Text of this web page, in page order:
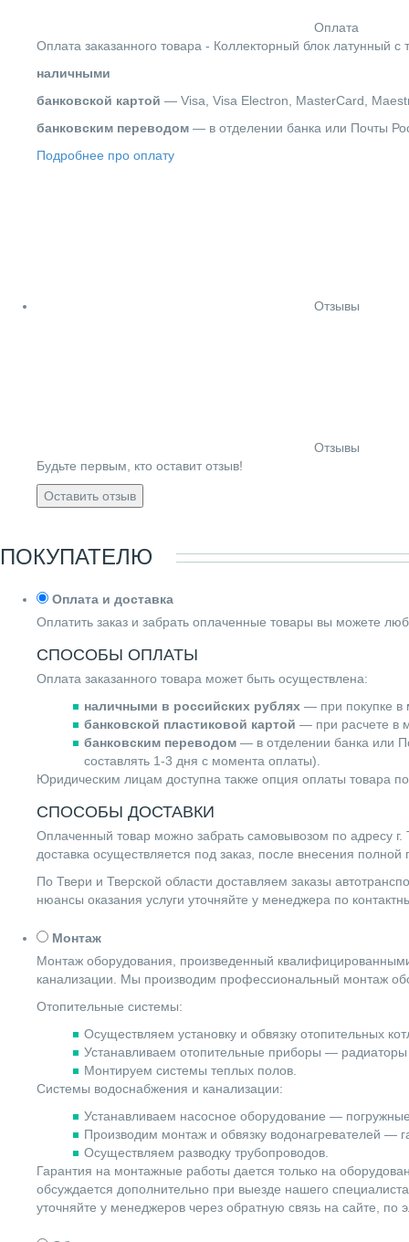
Оплата
Оплата заказанного товара - Коллекторный блок латунный
наличными
банковской картой — Visa, Visa Electron, MasterCard,
банковским переводом — в отделении банка или Почты
Подробнее про оплату
Отзывы
Отзывы
Будьте первым, кто оставит отзыв!
Оставить отзыв
ПОКУПАТЕЛЮ
Оплата и доставка
Оплатить заказ и забрать оплаченные товары вы можете
СПОСОБЫ ОПЛАТЫ
Оплата заказанного товара может быть осуществлена:
наличными в российских рублях — при покупке в
банковской пластиковой картой — при расчете в
банковским переводом — в отделении банка или
составлять 1-3 дня с момента оплаты).
Юридическим лицам доступна также опция оплаты товара
СПОСОБЫ ДОСТАВКИ
Оплаченный товар можно забрать самовывозом по адресу г.
доставка осуществляется под заказ, после внесения полной
По Твери и Тверской области доставляем заказы
нюансы оказания услуги уточняйте у менеджера по
Монтаж
Монтаж оборудования, произведенный
канализации. Мы производим профессиональный монтаж
Отопительные системы:
Осуществляем установку и обвязку отопительных
Устанавливаем отопительные приборы —
Монтируем системы теплых полов.
Системы водоснабжения и канализации:
Устанавливаем насосное оборудование —
Производим монтаж и обвязку водонагревателей —
Осуществляем разводку трубопроводов.
Гарантия на монтажные работы дается только на
обсуждается дополнительно при выезде нашего
уточняйте у менеджеров через обратную связь на сайте,